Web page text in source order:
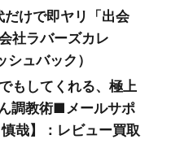
けで即ヤリ「出会
社ラバーズカレ
ュバック）
もしてくれる、極上
調教術■メールサポ
哉】：レビュー買取